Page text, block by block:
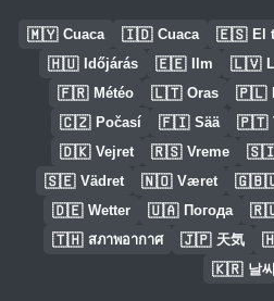
🇲🇾 Cuaca 🇮🇩 Cuaca 🇪🇸 El
🇭🇺 Időjárás 🇪🇪 Ilm 🇱🇻
🇫🇷 Météo 🇱🇹 Oras 🇵🇱
🇨🇿 Počasí 🇫🇮 Sää 🇵🇹
🇩🇰 Vejret 🇷🇸 Vreme
🇸🇪 Vädret 🇳🇴 Været
🇩🇪 Wetter 🇺🇦 Погода
🇹🇭 สภาพอากาศ 🇯🇵 天気
🇰🇷 날씨